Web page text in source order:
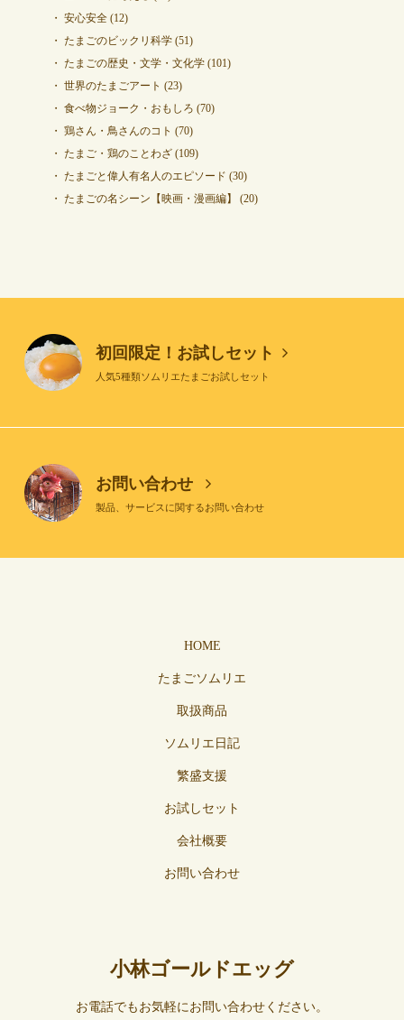
安心安全(12)
たまごのビックリ科学(51)
たまごの歴史・文学・文化学(101)
世界のたまごアート (23)
食べ物ジョーク・おもしろ (70)
鶏さん・鳥さんのコト (70)
たまご・鶏のことわざ(109)
たまごと偉人有名人のエピソード (30)
たまごの名シーン【映画・漫画編】
(20)
初回限定！お試しセット
人気5種類ソムリエたまごお試しセット
お問い合わせ
製品、サービスに関するお問い合わせ
HOME
たまごソムリエ
取扱商品
ソムリエ日記
繁盛支援
お試しセット
会社概要
お問い合わせ
小林ゴールドエッグ
お電話でもお気軽にお問い合わせください。